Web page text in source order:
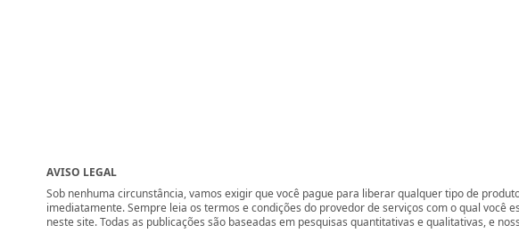
AVISO LEGAL
Sob nenhuma circunstância, vamos exigir que você pague para liberar qualquer tipo de
imediatamente. Sempre leia os termos e condições do provedor de serviços com o qual
neste site. Todas as publicações são baseadas em pesquisas quantitativas e qualitativas, e